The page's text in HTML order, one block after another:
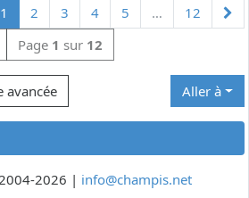
1 2 3 4 5 … 12
Page 1 sur 12
avancée Aller à
2026 | info@champis.net